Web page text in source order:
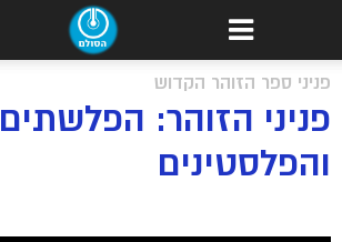
פניני ספר הזוהר הקדוש
פניני הזוהר: הפלשתים
והפלסטינים